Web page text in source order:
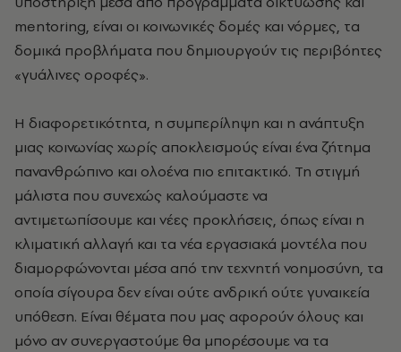
mentoring, είναι οι κοινωνικές δομές και νόρμες, τα
δομικά προβλήματα που δημιουργούν τις περιβόητες
«γυάλινες οροφές».
H διαφορετικότητα, η συμπερίληψη και η ανάπτυξη
μιας κοινωνίας χωρίς αποκλεισμούς είναι ένα ζήτημα
πανανθρώπινο και ολοένα πιο επιτακτικό. Τη στιγμή
μάλιστα που συνεχώς καλούμαστε να
αντιμετωπίσουμε και νέες προκλήσεις, όπως είναι η
κλιματική αλλαγή και τα νέα εργασιακά μοντέλα που
διαμορφώνονται μέσα από την τεχνητή νοημοσύνη, τα
οποία σίγουρα δεν είναι ούτε ανδρική ούτε γυναικεία
υπόθεση. Είναι θέματα που μας αφορούν όλους και
μόνο αν συνεργαστούμε θα μπορέσουμε να τα